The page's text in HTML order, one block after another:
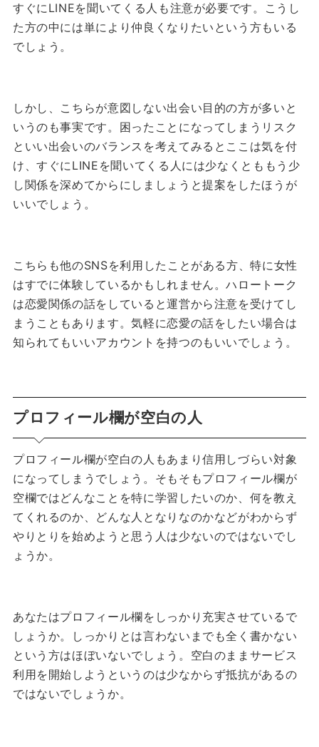
すぐにLINEを聞いてくる人も注意が必要です。こうし
た方の中には単により仲良くなりたいという方もいる
でしょう。
しかし、こちらが意図しない出会い目的の方が多いと
いうのも事実です。困ったことになってしまうリスク
といい出会いのバランスを考えてみるとここは気を付
け、すぐにLINEを聞いてくる人には少なくとももう少
し関係を深めてからにしましょうと提案をしたほうが
いいでしょう。
こちらも他のSNSを利用したことがある方、特に女性
はすでに体験しているかもしれません。ハロートーク
は恋愛関係の話をしていると運営から注意を受けてし
まうこともあります。気軽に恋愛の話をしたい場合は
知られてもいいアカウントを持つのもいいでしょう。
プロフィール欄が空白の人
プロフィール欄が空白の人もあまり信用しづらい対象
になってしまうでしょう。そもそもプロフィール欄が
空欄ではどんなことを特に学習したいのか、何を教え
てくれるのか、どんな人となりなのかなどがわからず
やりとりを始めようと思う人は少ないのではないでし
ょうか。
あなたはプロフィール欄をしっかり充実させているで
しょうか。しっかりとは言わないまでも全く書かない
という方はほぼいないでしょう。空白のままサービス
利用を開始しようというのは少なからず抵抗があるの
ではないでしょうか。